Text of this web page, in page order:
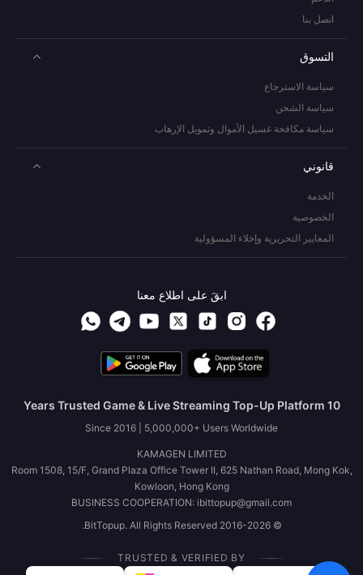
اتصل بنا
التسوق
سياسة الاسترجاع
سياسة الشحن
سياسة مكافحة غسيل الأموال وتمويل الإرهاب
قانوني
الخدمة
الخصوصية
المعايير التحريرية وإخلاء المسؤولية
ابقَ على اطلاع معنا
10 Years Trusted Game & Live Streaming Top-Up Platform
Since 2016 | 5,000,000+ Users Worldwide
KAMAGEN LIMITED
Room 1508, 15/F, Grand Plaza Office Tower II, 625 Nathan Road, Mong Kok,
Kowloon, Hong Kong
BUSINESS COOPERATION: ibittopup@gmail.com
© 2016-2026 BitTopup. All Rights Reserved.
TRUSTED & VERIFIED BY